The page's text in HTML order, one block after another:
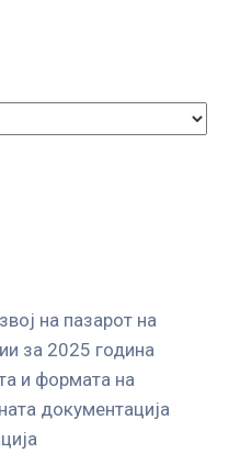
на пазарот на
за 2025 година
и формата на
документација